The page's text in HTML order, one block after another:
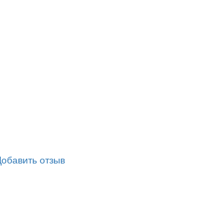
отзыв